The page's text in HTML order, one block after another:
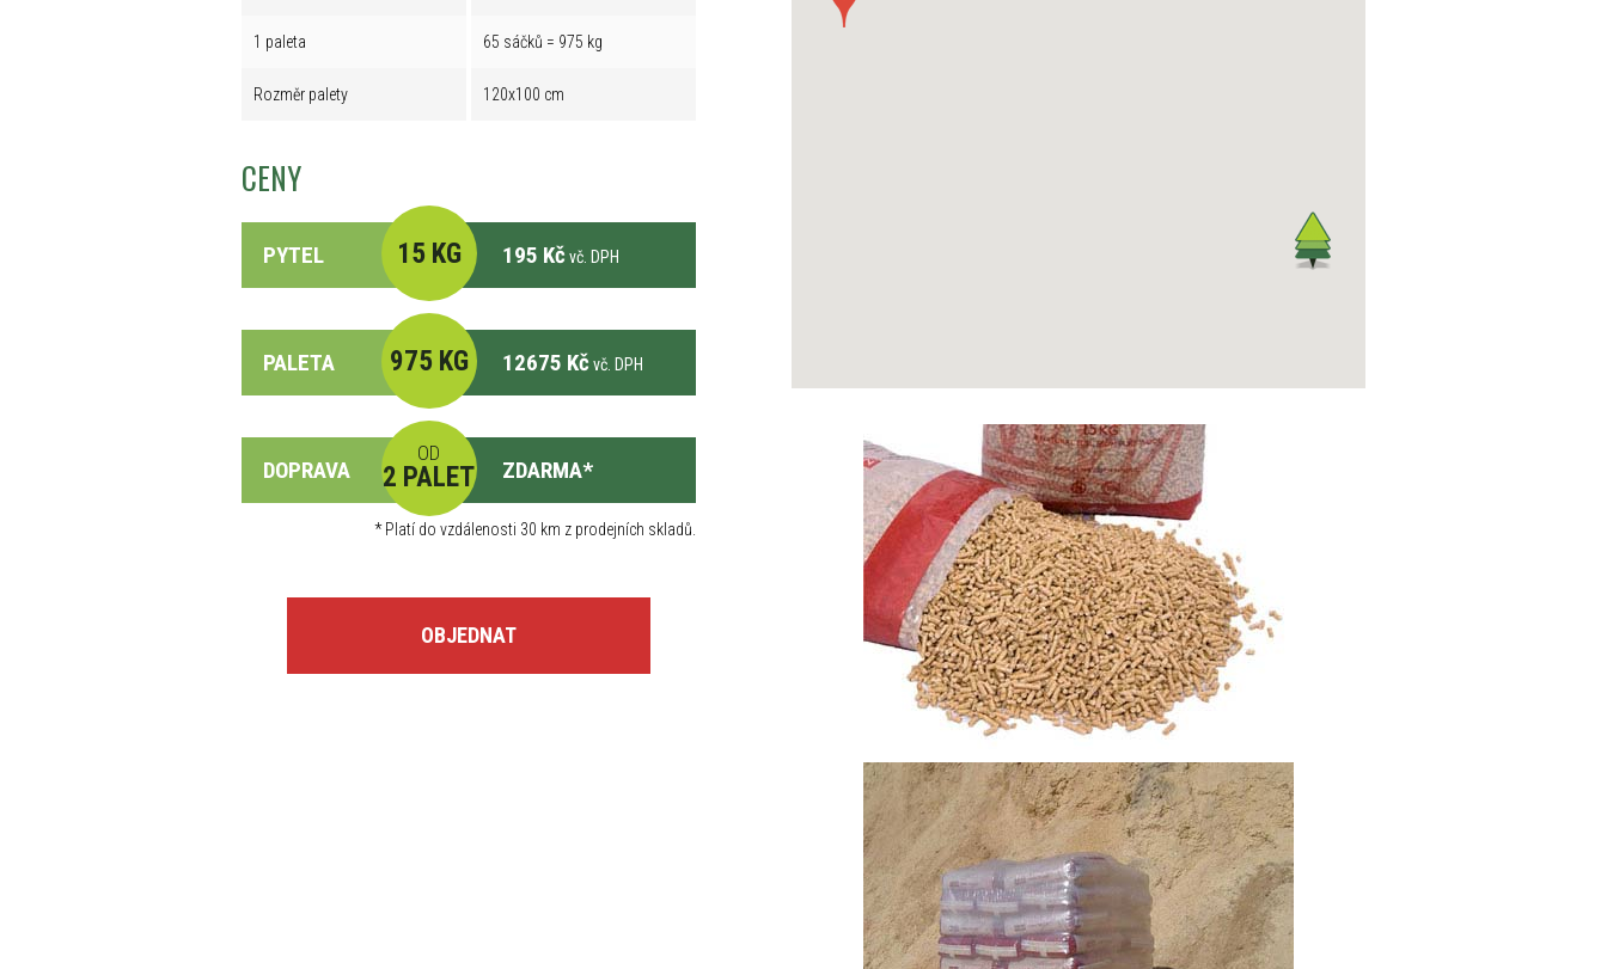
1 paleta 65 sáčků = 975 kg
Rozměr palety 120x100 cm
CENY
PYTEL 15 KG 195 Kč vč. DPH
PALETA 975 KG 12675 Kč vč. DPH
DOPRAVA
OD
2 PALET ZDARMA*
*Platí do vzdálenosti 30 km z prodejních skladů.
OBJEDNAT